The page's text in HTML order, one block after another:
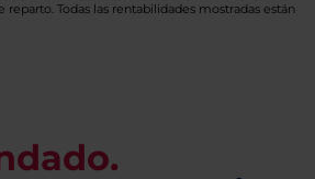
Todas las rentabilidades mostradas están